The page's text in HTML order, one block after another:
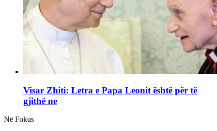
Visar Zhiti: Letra e Papa Leonit është për të
gjithë ne
Në Fokus